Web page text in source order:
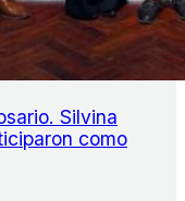
Silvina
como